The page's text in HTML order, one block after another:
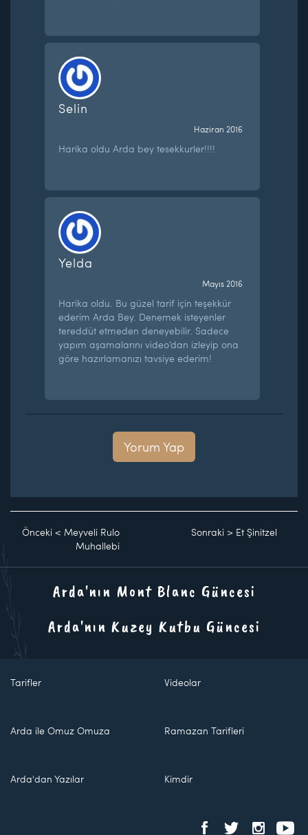
Selin
Haziran 2016
Harika oldu Arda bey tesekkurler!!!!
Yelda
Mayıs 2016
Harika oldu. Bu güzel tarif için teşekkür
ederim Arda Bey. Denemek isteyenler
tereddüt etmeden deneyebilir. Sadece
yapım aşamalarını video’dan izleyip ona
göre hazırlamanızı tavsiye ederim!
Yorum Yap
Önceki < Meyveli Rulo
Muhallebi
Sonraki > Et Şinitzel
Arda'nın Mont Blanc Güncesi
Arda'nın Kuzey Kutbu Güncesi
Tarifler Videolar
Arda ile Omuz Omuza Ramazan Tarifleri
Arda'dan Yazılar Kimdir